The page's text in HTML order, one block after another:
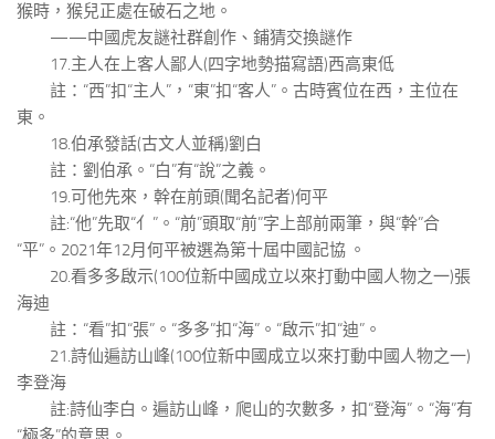
猴時，猴兒正處在破石之地。
——中國虎友謎社群創作、鋪猜交換謎作
17.主人在上客人鄙人(四字地勢描寫語)西高東低
註：“西”扣“主人”，“東”扣“客人”。古時賓位在西，主位在
東。
18.伯承發話(古文人並稱)劉白
註：劉伯承。“白”有“說”之義。
19.可他先來，幹在前頭(聞名記者)何平
註:“他”先取“亻”。“前”頭取“前”字上部前兩筆，與“幹”合
“平”。2021年12月何平被選為第十屆中國記協 。
20.看多多啟示(100位新中國成立以來打動中國人物之一)張
海迪
註：“看”扣“張”。“多多”扣“海”。“啟示”扣“迪”。
21.詩仙遍訪山峰(100位新中國成立以來打動中國人物之一)
李登海
註:詩仙李白。遍訪山峰，爬山的次數多，扣“登海”。“海”有